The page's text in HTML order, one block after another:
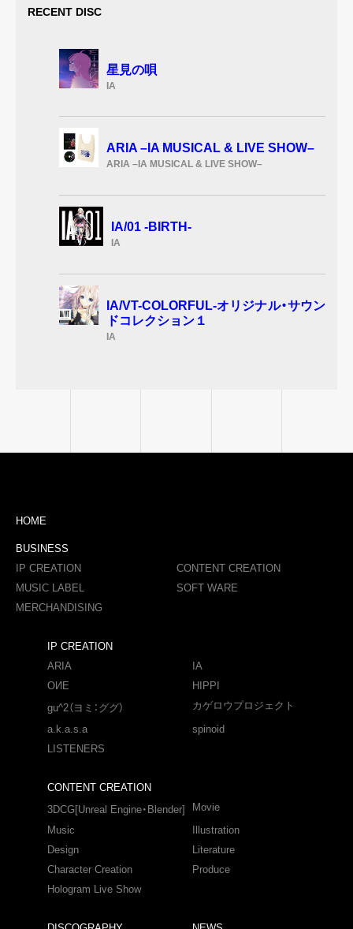
RECENT DISC
星見の唄
IA
ARIA –IA MUSICAL & LIVE SHOW–
ARIA –IA MUSICAL & LIVE SHOW–
IA/01 -BIRTH-
IA
IA/VT-COLORFUL-オリジナル・サウン
ドコレクション１
IA
HOME
BUSINESS
IP CREATION
CONTENT CREATION
MUSIC LABEL
SOFT WARE
MERCHANDISING
IP CREATION
ARIA
IA
OИE
HIPPI
gu^2（ヨミ：ググ）
カゲロウプロジェクト
a.k.a.s.a
spinoid
LISTENERS
CONTENT CREATION
3DCG[Unreal Engine・Blender]
Movie
Music
Illustration
Design
Literature
Character Creation
Produce
Hologram Live Show